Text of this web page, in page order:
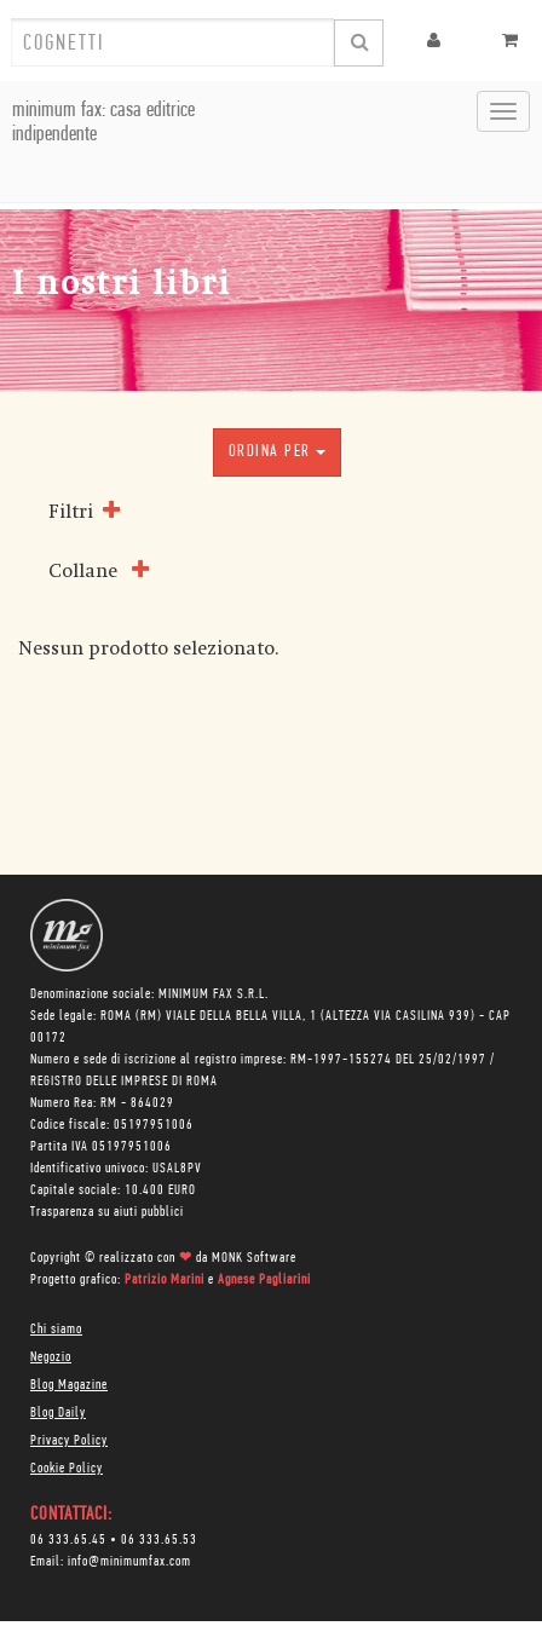
minimum fax: casa editrice
indipendente
I nostri libri
ORDINA PER
Filtri
Collane
Nessun prodotto selezionato.
Denominazione sociale: MINIMUM FAX S.R.L.
Sede legale: ROMA (RM) VIALE DELLA BELLA VILLA, 1 (ALTEZZA VIA CASILINA 939) - CAP
00172
Numero e sede di iscrizione al registro imprese: RM-1997-155274 DEL 25/02/1997 /
REGISTRO DELLE IMPRESE DI ROMA
Numero Rea: RM - 864029
Codice fiscale: 05197951006
Partita IVA 05197951006
Identificativo univoco: USAL8PV
Capitale sociale: 10.400 EURO
Trasparenza su aiuti pubblici
Copyright © realizzato con ❤ da MONK Software
Progetto grafico: Patrizio Marini e Agnese Pagliarini
Chi siamo
Negozio
Blog Magazine
Blog Daily
Privacy Policy
Cookie Policy
CONTATTACI:
06 333.65.45 • 06 333.65.53
Email: info@minimumfax.com